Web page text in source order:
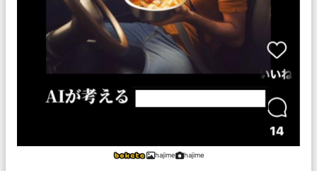
hajime hajime